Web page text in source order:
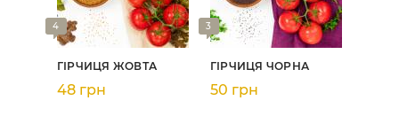
4
ГІРЧИЦЯ ЖОВТА
48 грн
3
ГІРЧИЦЯ ЧОРНА
50 грн